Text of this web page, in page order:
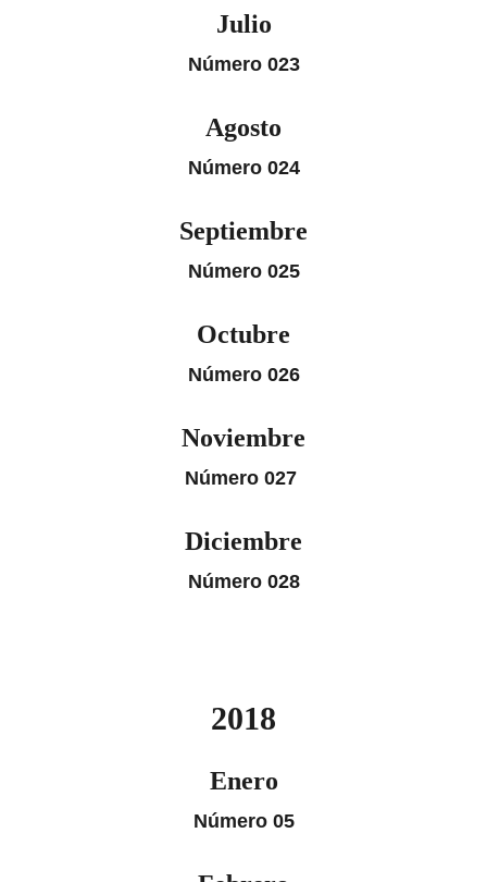
Julio
Número 023
Agosto
Número 024
Septiembre
Número 025
Octubre
Número 026
Noviembre
Número 027
Diciembre
Número 028
2018
Enero
Número 05